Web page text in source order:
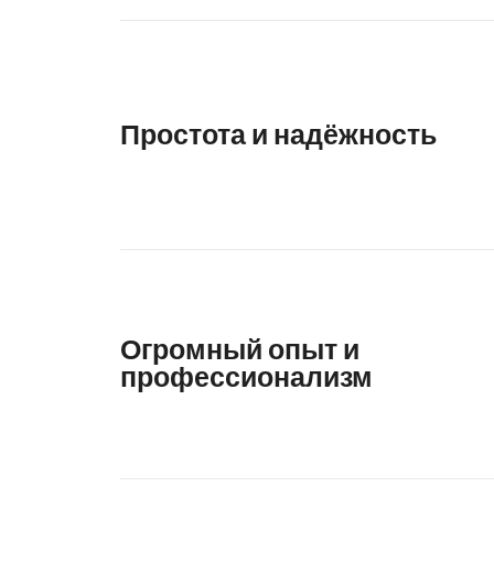
Простота и надёжность
Огромный опыт и
профессионализм